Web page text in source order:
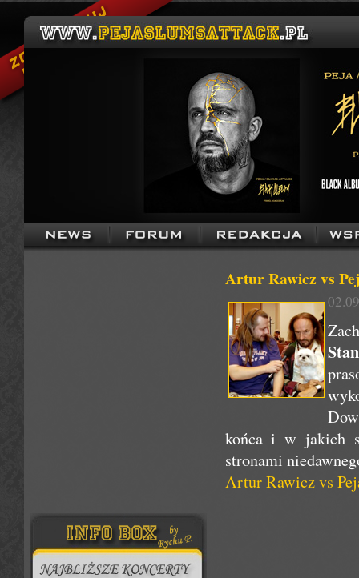
Artur Rawicz vs
końca i w jakich
stronami
Artur Rawicz vs